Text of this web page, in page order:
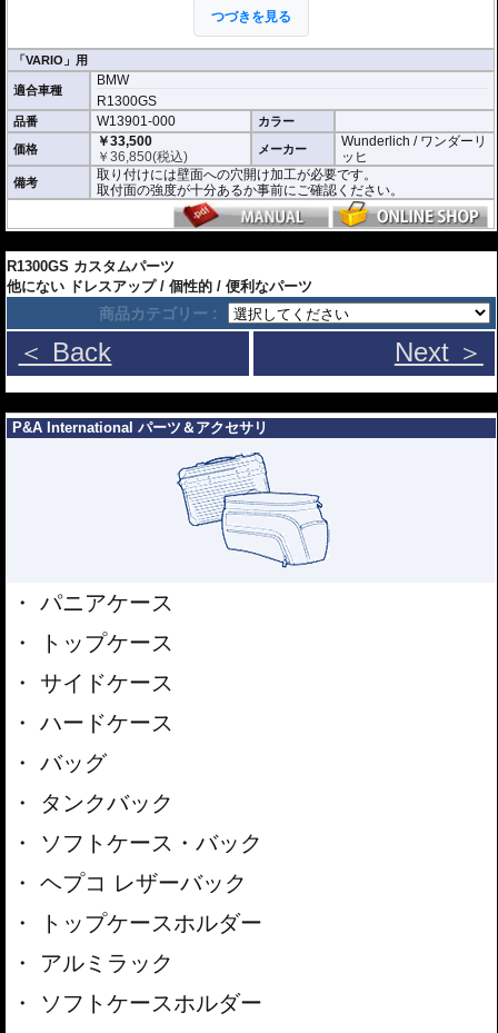
※使用例のイメージ画像として掲載画像の一部に同シリーズの別の商品のもの
を使用しております。
つづきを見る
「VARIO」用
適合車種
BMW
R1300GS
品番 W13901-000 カラー
価格
￥33,500
￥36,850(税込) メーカー
Wunderlich / ワンダーリ
ッヒ
備考
取り付けには壁面への穴開け加工が必要です。
取付面の強度が十分あるか事前にご確認ください。
R1300GS カスタムパーツ
他にない ドレスアップ / 個性的 / 便利なパーツ
商品カテゴリー :
＜ Back Next ＞
P&A International パーツ＆アクセサリ
パニアケース
トップケース
サイドケース
ハードケース
バッグ
タンクバック
ソフトケース・バック
ヘプコ レザーバック
トップケースホルダー
アルミラック
ソフトケースホルダー